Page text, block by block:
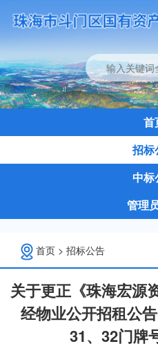
首
招标
中标
管理
首页 > 招标公告
关于更正《珠海宏源
经物业公开招租公
31、32门牌